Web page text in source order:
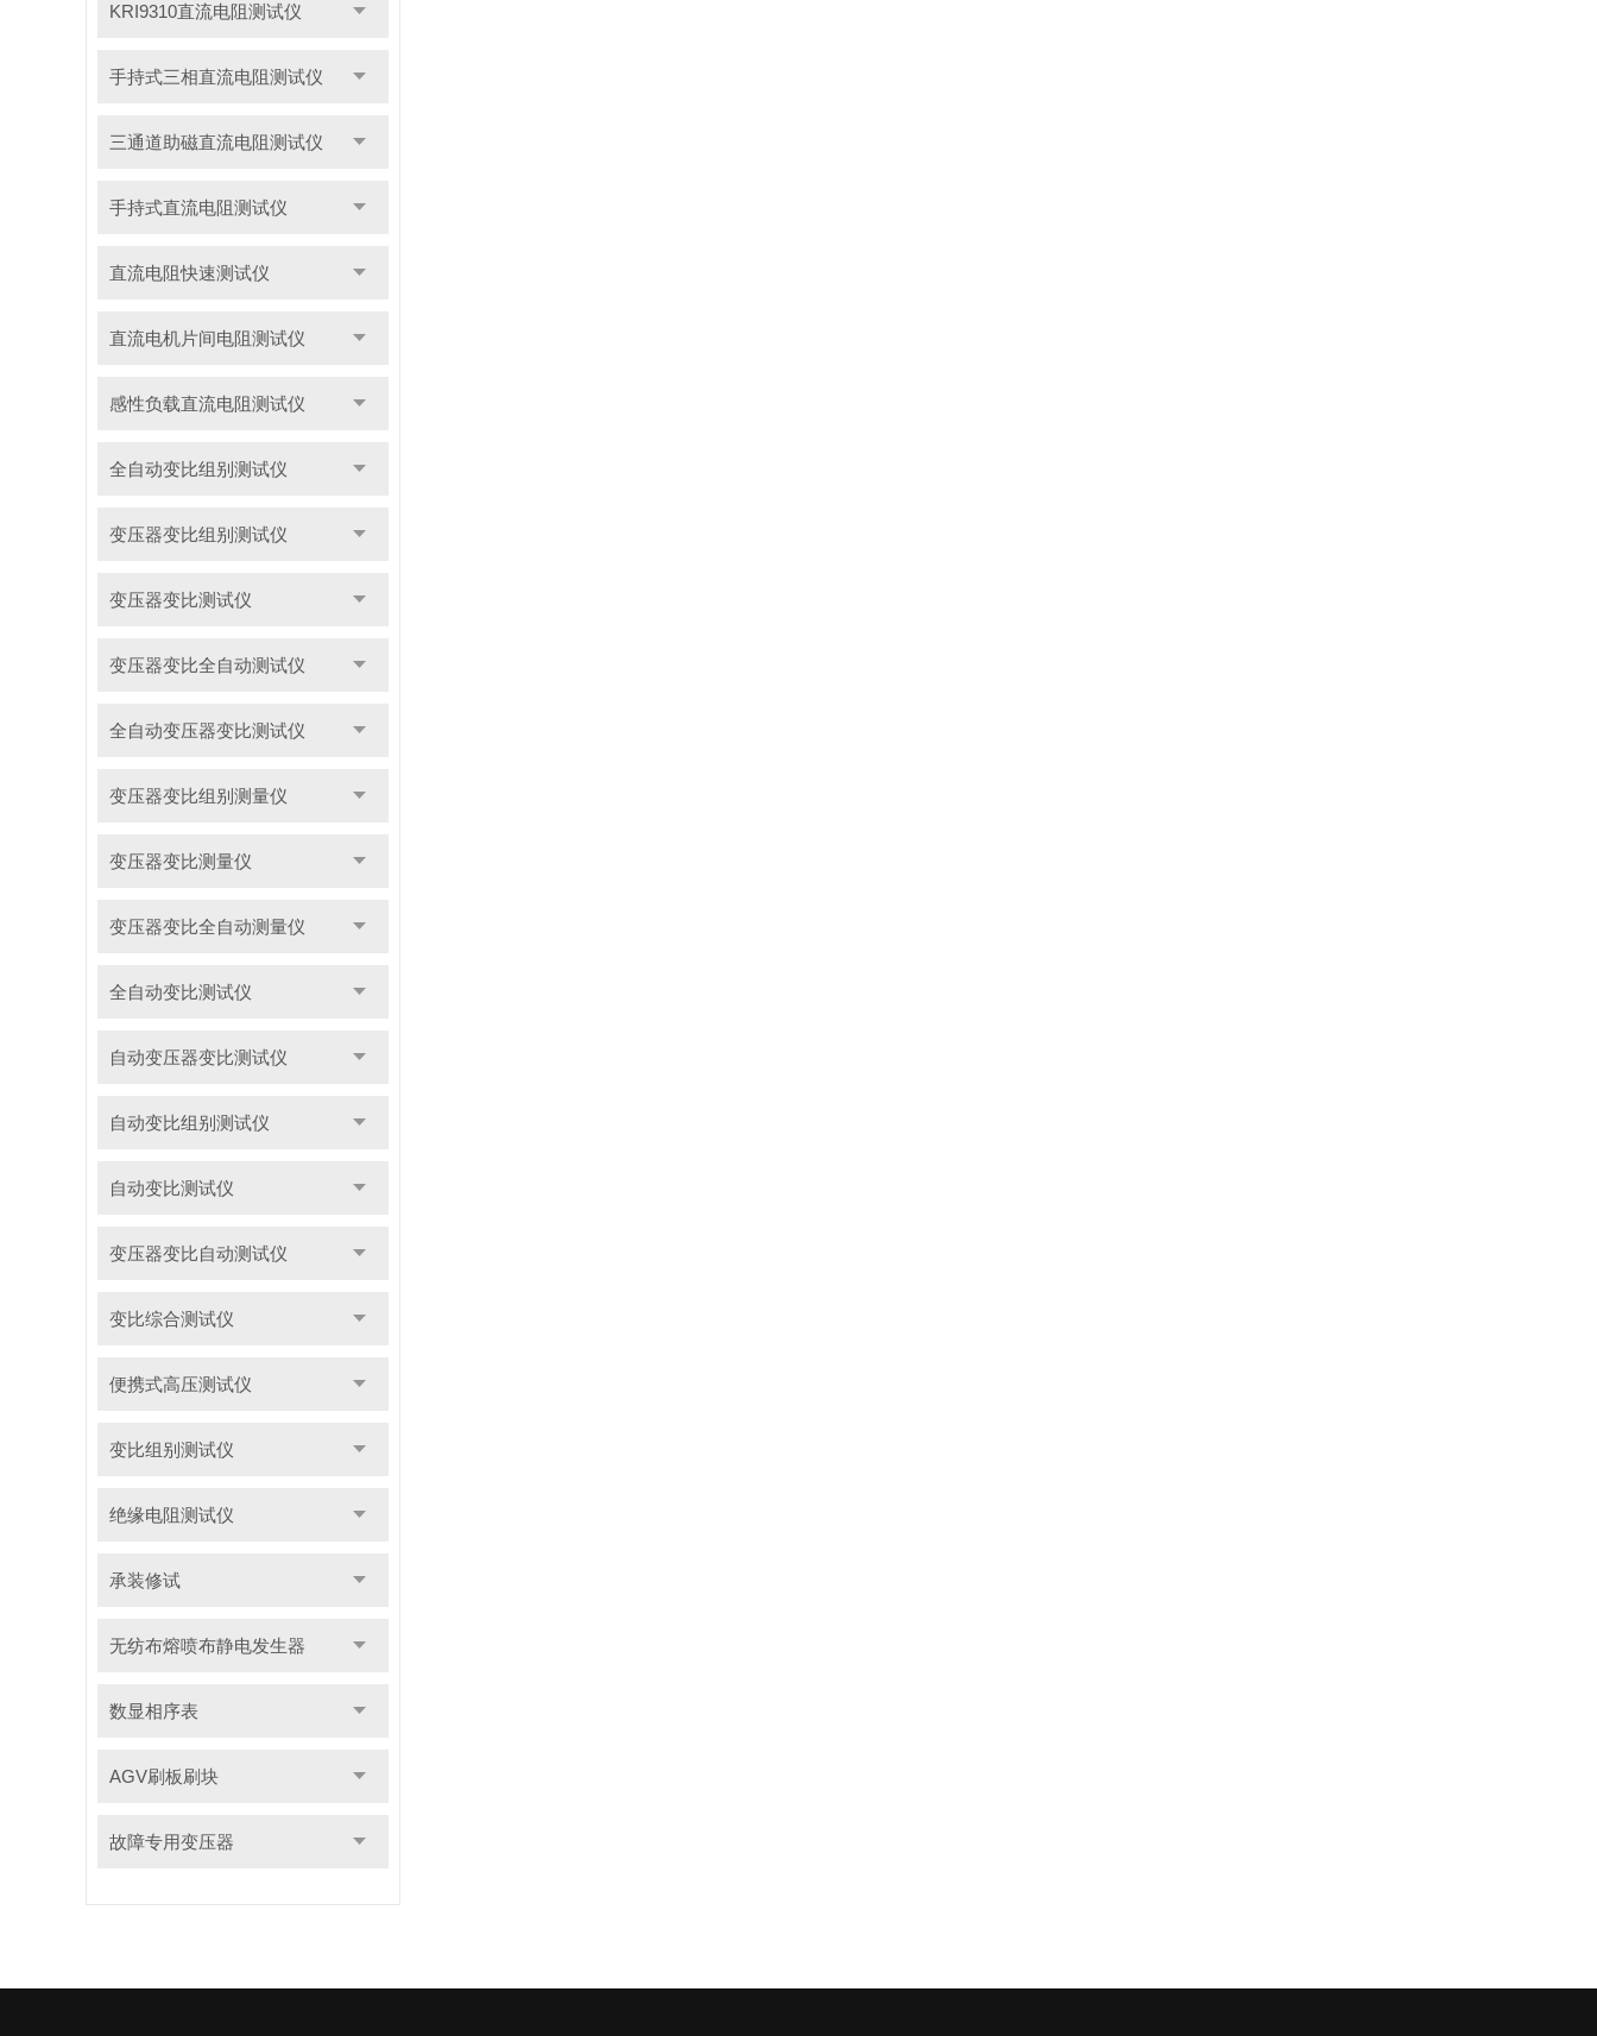
KRI9310直流电阻测试仪
手持式三相直流电阻测试仪
三通道助磁直流电阻测试仪
手持式直流电阻测试仪
直流电阻快速测试仪
直流电机片间电阻测试仪
感性负载直流电阻测试仪
全自动变比组别测试仪
变压器变比组别测试仪
变压器变比测试仪
变压器变比全自动测试仪
全自动变压器变比测试仪
变压器变比组别测量仪
变压器变比测量仪
变压器变比全自动测量仪
全自动变比测试仪
自动变压器变比测试仪
自动变比组别测试仪
自动变比测试仪
变压器变比自动测试仪
变比综合测试仪
便携式高压测试仪
变比组别测试仪
绝缘电阻测试仪
承装修试
无纺布熔喷布静电发生器
数显相序表
AGV刷板刷块
故障专用变压器